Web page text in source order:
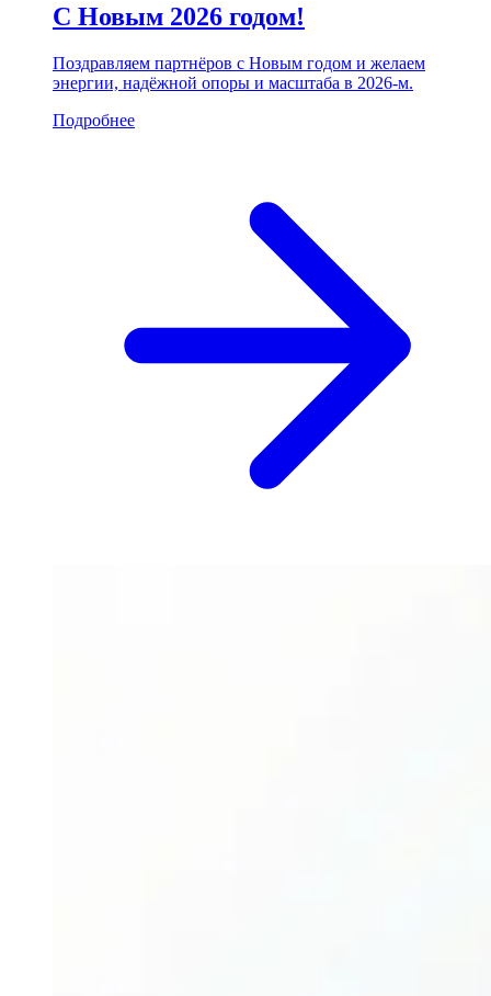
С Новым 2026 годом!
Поздравляем партнёров с Новым годом и желаем
энергии, надёжной опоры и масштаба в 2026-м.
Подробнее